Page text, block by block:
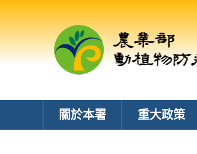
關於本署 重大政策